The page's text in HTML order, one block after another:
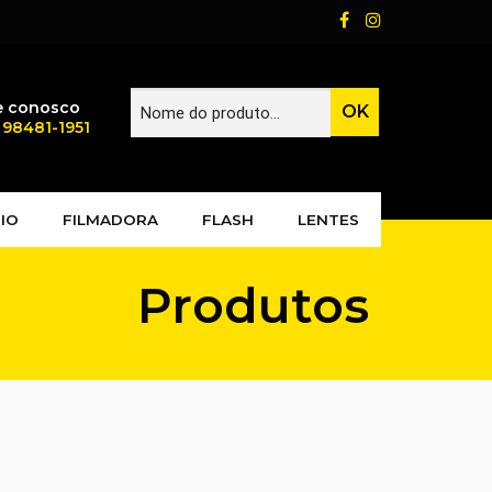
conosco
1951
FILMADORA FLASH LENTES
Produtos